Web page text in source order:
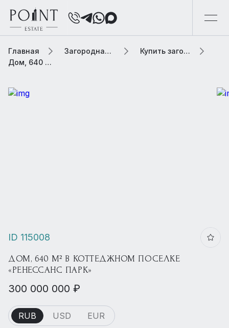
Главная Загородная элитная недвижимость
Купить загородную элитную недвижимость
Дом, 640 м² В коттеджном поселке «Ренессанс Парк»
ID 115008
ДОМ, 640 М² В КОТТЕДЖНОМ ПОСЕЛКЕ
«РЕНЕССАНС ПАРК»
300 000 000 ₽
RUB USD EUR